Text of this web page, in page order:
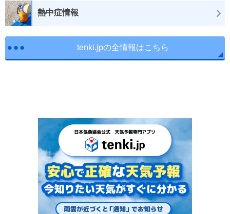
熱中症情報
tenki.jpの全情報はこちら